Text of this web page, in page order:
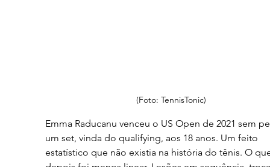
(Foto: TennisTonic)
Emma Raducanu venceu o US Open de 2021 sem
um set, vinda do qualifying, aos 18 anos. Um feito
estatístico que não existia na história do tênis. O